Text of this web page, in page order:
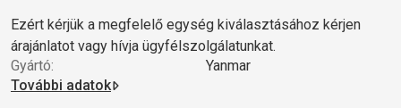
Ezért kérjük a megfelelő egység kiválasztásához kérjen
árajánlatot vagy hívja ügyfélszolgálatunkat.
Gyártó:
Yanmar
További adatok